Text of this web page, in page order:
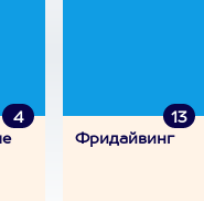
4
13
Фридайвинг